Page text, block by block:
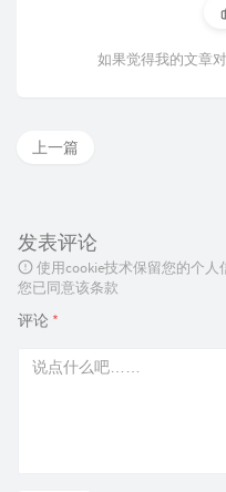
如果觉得我的文章
上一篇
发表评论
使用cookie技术保留您的个
您已同意该条款
评论 *